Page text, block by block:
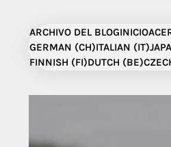
content
ARCHIVO DEL BLOGINICIO
GERMAN (CH)ITALIAN (IT)
FINNISH (FI)DUTCH (BE)